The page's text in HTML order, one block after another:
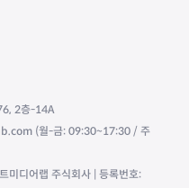
2층-14A
(월-금: 09:30~17:30 / 주
미디어랩 주식회사 | 등록번호: